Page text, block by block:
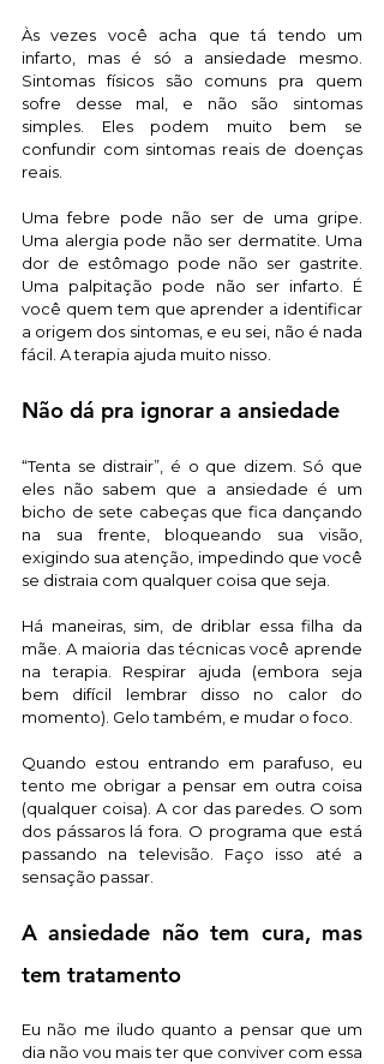
Às vezes você acha que tá tendo um
infarto, mas é só a ansiedade mesmo.
Sintomas físicos são comuns pra quem
sofre desse mal, e não são sintomas
simples. Eles podem muito bem se
confundir com sintomas reais de doenças
reais.
Uma febre pode não ser de uma gripe.
Uma alergia pode não ser dermatite. Uma
dor de estômago pode não ser gastrite.
Uma palpitação pode não ser infarto. É
você quem tem que aprender a identificar
a origem dos sintomas, e eu sei, não é nada
fácil. A terapia ajuda muito nisso.
Não dá pra ignorar a ansiedade
“Tenta se distrair”, é o que dizem. Só que
eles não sabem que a ansiedade é um
bicho de sete cabeças que fica dançando
na sua frente, bloqueando sua visão,
exigindo sua atenção, impedindo que você
se distraia com qualquer coisa que seja.
Há maneiras, sim, de driblar essa filha da
mãe. A maioria das técnicas você aprende
na terapia. Respirar ajuda (embora seja
bem difícil lembrar disso no calor do
momento). Gelo também, e mudar o foco.
Quando estou entrando em parafuso, eu
tento me obrigar a pensar em outra coisa
(qualquer coisa). A cor das paredes. O som
dos pássaros lá fora. O programa que está
passando na televisão. Faço isso até a
sensação passar.
A ansiedade não tem cura, mas
tem tratamento
Eu não me iludo quanto a pensar que um
dia não vou mais ter que conviver com essa